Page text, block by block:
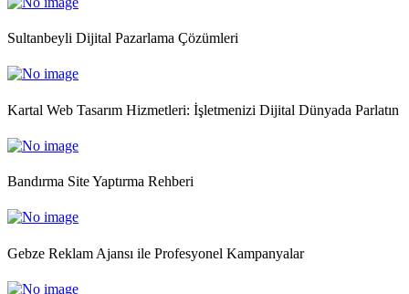
Sultanbeyli Dijital Pazarlama Çözümleri
Kartal Web Tasarım Hizmetleri: İşletmenizi Dijital Dünyada Parlatın
Bandırma Site Yaptırma Rehberi
Gebze Reklam Ajansı ile Profesyonel Kampanyalar